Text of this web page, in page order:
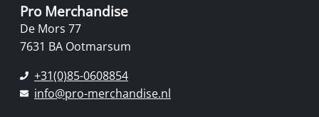
Pro Merchandise
De Mors 77
7631 BA Ootmarsum
+31(0)85-0608854
info@pro-merchandise.nl